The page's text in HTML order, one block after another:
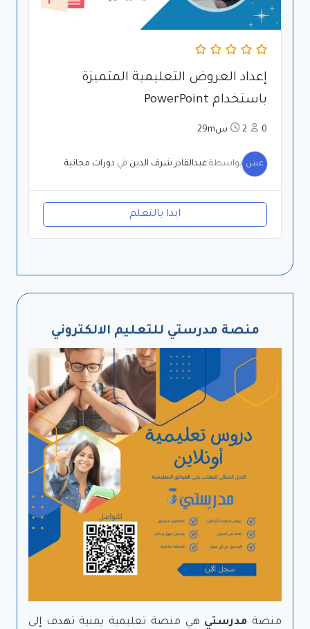
إعداد العروض التعليمية المتميزة
باستخدام PowerPoint
0 2س29m
عش بواسطة عبدالقادر شرف الدين في دورات مجانية
ابدا بالتعلم
منصة مدرستي للتعليم الالكتروني
منصة مدرستي هي منصة تعليمية يمنية تهدف إلى